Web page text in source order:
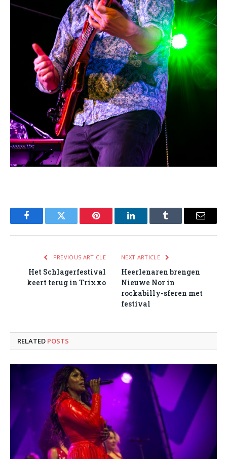
FacebookTwitter Pinterest LinkedInTumblr Email
PREVIOUS ARTICLE
Het Schlagerfestival
keert terug in Trixxo
NEXT ARTICLE
Heerlenaren brengen
Nieuwe Nor in
rockabilly-sferen met
festival
RELATED POSTS